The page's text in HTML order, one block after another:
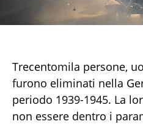
Trecentomila persone,
furono eliminati nella
periodo 1939-1945. La
non essere dentro i